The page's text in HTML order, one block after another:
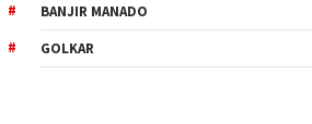
BANJIR MANADO
GOLKAR